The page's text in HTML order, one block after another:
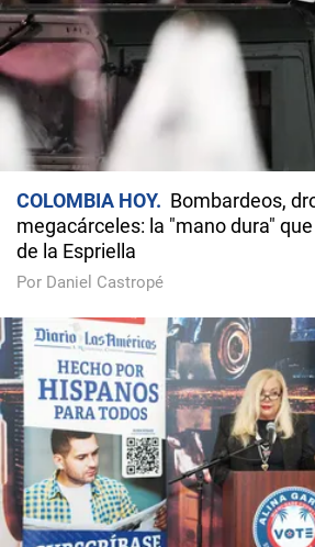
COLOMBIA HOY
Bombardeos,
megacárceles: la "mano dura"
de la Espriella
Por Daniel Castropé